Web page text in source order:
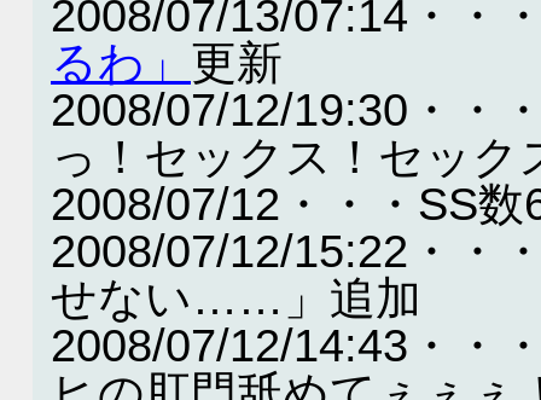
2008/07/13/07:14・・
るわ」 更新
2008/07/12/19:30・・
っ！セックス！セック
2008/07/12・・・SS数
2008/07/12/15:22・・
せない……」追加
2008/07/12/14:43・・